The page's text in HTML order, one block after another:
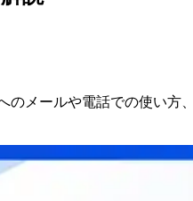
メールや電話での使い